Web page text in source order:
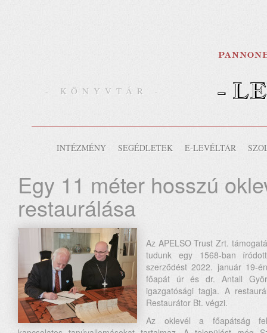
- KÖNYVTÁR - -
INTÉZMÉNY SEGÉDLETEK E-LEVÉLTÁR
Egy 11 méter hosszú
restaurálása
Az APELSO Trust Zrt.
tudunk egy 1568-ban
szerződést 2022. január 19-
főapát úr és dr. Antall
igazgatósági tagja. A
Restaurátor Bt. végzi.
Az oklevél a főapátság